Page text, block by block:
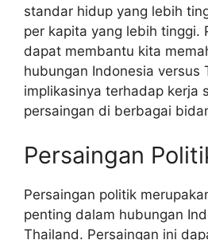
standar hidup yang lebih
per kapita yang lebih tinggi.
dapat membantu kita
hubungan Indonesia versus
implikasinya terhadap kerja
persaingan di berbagai
Persaingan
Persaingan politik
penting dalam hubungan
Thailand. Persaingan ini